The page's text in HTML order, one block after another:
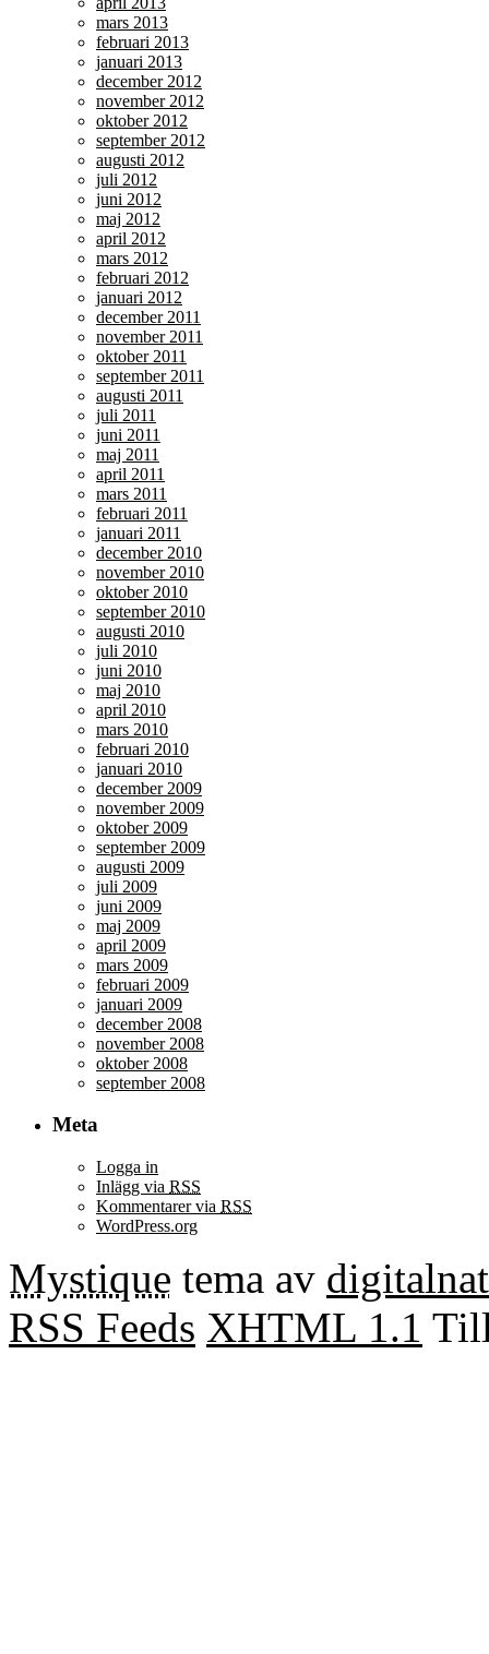
mars 2013
februari 2013
januari 2013
december 2012
november 2012
oktober 2012
september 2012
augusti 2012
juli 2012
juni 2012
maj 2012
april 2012
mars 2012
februari 2012
januari 2012
december 2011
november 2011
oktober 2011
september 2011
augusti 2011
juli 2011
juni 2011
maj 2011
april 2011
mars 2011
februari 2011
januari 2011
december 2010
november 2010
oktober 2010
september 2010
augusti 2010
juli 2010
juni 2010
maj 2010
april 2010
mars 2010
februari 2010
januari 2010
december 2009
november 2009
oktober 2009
september 2009
augusti 2009
juli 2009
juni 2009
maj 2009
april 2009
mars 2009
februari 2009
januari 2009
december 2008
november 2008
oktober 2008
september 2008
Meta
Logga in
Inlägg via RSS
Kommentarer via RSS
WordPress.org
Mystique tema av
RSS Feeds XHTML 1.1